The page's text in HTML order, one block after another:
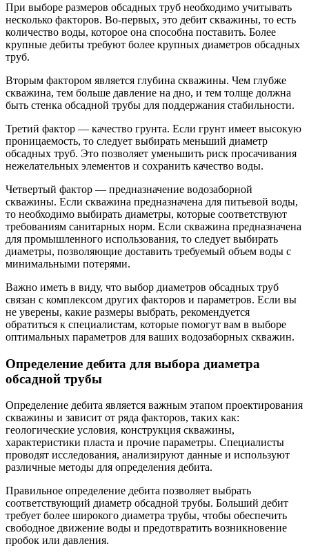
При выборе размеров обсадных труб необходимо учитывать
несколько факторов. Во-первых, это дебит скважины, то есть
количество воды, которое она способна поставить. Более
крупные дебиты требуют более крупных диаметров обсадных
труб.
Вторым фактором является глубина скважины. Чем глубже
скважина, тем больше давление на дно, и тем толще должна
быть стенка обсадной трубы для поддержания стабильности.
Третий фактор — качество грунта. Если грунт имеет высокую
проницаемость, то следует выбирать меньший диаметр
обсадных труб. Это позволяет уменьшить риск просачивания
нежелательных элементов и сохранить качество воды.
Четвертый фактор — предназначение водозаборной
скважины. Если скважина предназначена для питьевой воды,
то необходимо выбирать диаметры, которые соответствуют
требованиям санитарных норм. Если скважина предназначена
для промышленного использования, то следует выбирать
диаметры, позволяющие доставить требуемый объем воды с
минимальными потерями.
Важно иметь в виду, что выбор диаметров обсадных труб
связан с комплексом других факторов и параметров. Если вы
не уверены, какие размеры выбрать, рекомендуется
обратиться к специалистам, которые помогут вам в выборе
оптимальных параметров для ваших водозаборных скважин.
Определение дебита для выбора диаметра
обсадной трубы
Определение дебита является важным этапом проектирования
скважины и зависит от ряда факторов, таких как:
геологические условия, конструкция скважины,
характеристики пласта и прочие параметры. Специалисты
проводят исследования, анализируют данные и используют
различные методы для определения дебита.
Правильное определение дебита позволяет выбрать
соответствующий диаметр обсадной трубы. Больший дебит
требует более широкого диаметра трубы, чтобы обеспечить
свободное движение воды и предотвратить возникновение
пробок или давления.